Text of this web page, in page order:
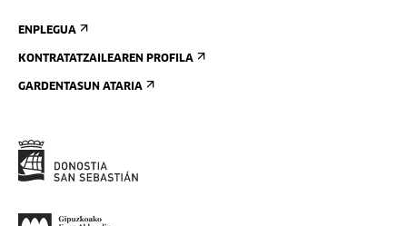
ENPLEGUA
KONTRATATZAILEAREN PROFILA
GARDENTASUN ATARIA